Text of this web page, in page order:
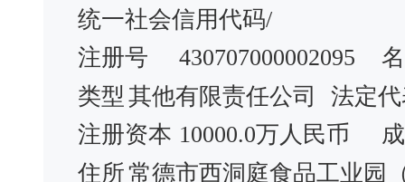
统一社会信用代码/
注册号
430707000002095
类型 其他有限责任公司
法定
注册资本 10000.0万人民币
住所常德市西洞庭食品工业园